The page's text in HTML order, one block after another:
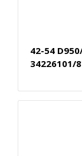
42-54
34226101/